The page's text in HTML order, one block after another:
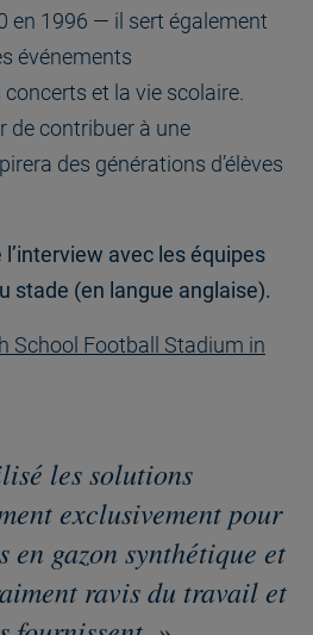
en 1996 — il sert également
événements
et la vie scolaire.
de contribuer à une
des générations d’élèves
avec les équipes
stade (en langue anglaise).
School Football Stadium in
les solutions
exclusivement pour
en gazon synthétique et
ravis du travail et